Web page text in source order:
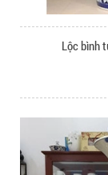
Lộc bình